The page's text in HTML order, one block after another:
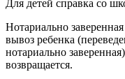
Для детей справка со
Нотариально
вывоз ребенка
нотариально
возвращается.